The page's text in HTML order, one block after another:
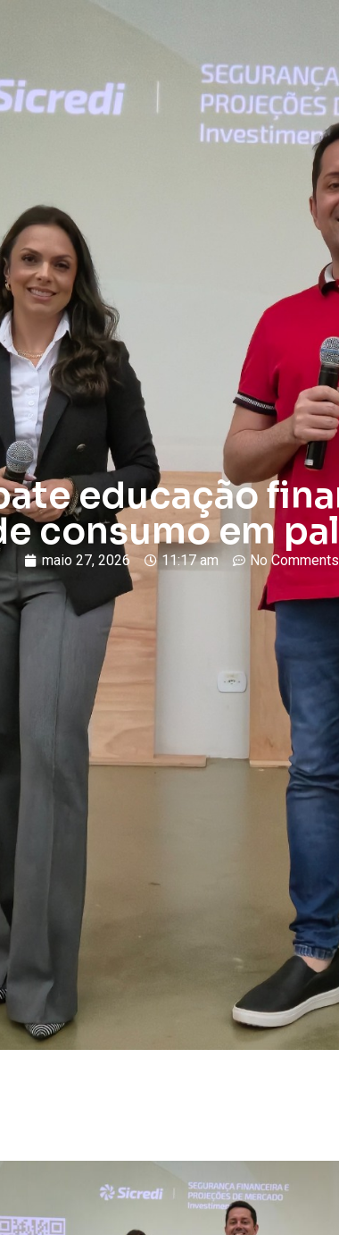
educação
consumo em
maio 27, 2026 11:17 am No Comments